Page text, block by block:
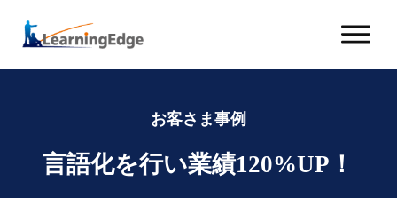
お客さま事例
言語化を行い業績120%UP！